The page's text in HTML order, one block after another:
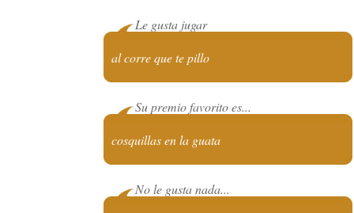
Le gusta jugar
al corre que te pillo
Su premio favorito es...
cosquillas en la guata
No le gusta nada...